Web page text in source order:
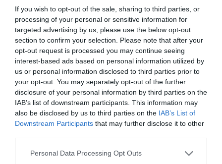
If you wish to opt-out of the sale, sharing to third parties, or
processing of your personal or sensitive information for
targeted advertising by us, please use the below opt-out
section to confirm your selection. Please note that after your
opt-out request is processed you may continue seeing
interest-based ads based on personal information utilized by
us or personal information disclosed to third parties prior to
your opt-out. You may separately opt-out of the further
disclosure of your personal information by third parties on the
IAB’s list of downstream participants. This information may
also be disclosed by us to third parties on the IAB’s List of
Downstream Participants that may further disclose it to other
Personal Data Processing Opt Outs
154,94 € et sera attribuée uniquement à certaines
catégories de retraités qui remplissent les conditions
de revenu établies.
MONTANT
Le montant de la prime de pension est de 154 €
maximum et est lié au revenu annuel total du
pensionné, qui ne doit pas dépasser 6.596,46 €.
de 6.596,46 € à 6.751,49 € : bonus partiel donné